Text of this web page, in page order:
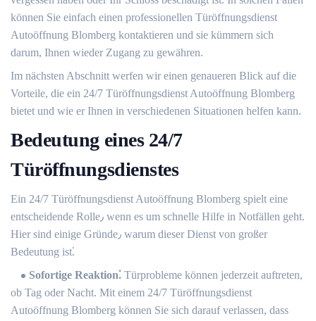
können Sie einfach einen professionellen Türöffnungsdienst
Autoöffnung Blomberg kontaktieren und sie kümmern sich
darum, Ihnen wieder Zugang zu gewähren.
Im nächsten Abschnitt werfen wir einen genaueren Blick auf die
Vorteile, die ein 24/7 Türöffnungsdienst Autoöffnung Blomberg
bietet und wie er Ihnen in verschiedenen Situationen helfen kann.
Bedeutung eines 24/7
Türöffnungsdienstes
Ein 24/7 Türöffnungsdienst Autoöffnung Blomberg spielt eine
entscheidende Rolle٫ wenn es um schnelle Hilfe in Notfällen geht.​
Hier sind einige Gründe٫ warum dieser Dienst von großer
Bedeutung ist⁚
Sofortige Reaktion⁚ Türprobleme können jederzeit auftreten,
ob Tag oder Nacht. Mit einem 24/7 Türöffnungsdienst
Autoöffnung Blomberg können Sie sich darauf verlassen, dass